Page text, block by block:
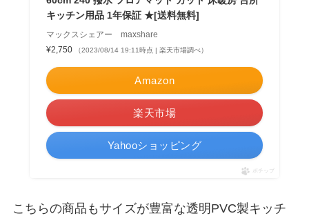
キッチン用品 1年保証 ★[送料無料]
マックスシェアー maxshare
¥2,750
（2023/08/14 19:11時点 | 楽天市場調べ）
Amazon
楽天市場
Yahooショッピング
ポチップ
こちらの商品もサイズが豊富な透明PVC製キッチ